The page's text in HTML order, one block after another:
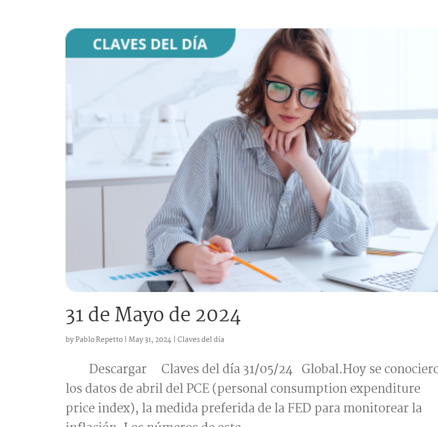
31 de Mayo de 2024
byPablo Repetto |May 31, 2024 |Claves del día
Descargar Claves del día 31/05/24 Global.Hoy se
los datos de abril del PCE (personal consumption expenditure
price index), la medida preferida de la FED para monitorear la